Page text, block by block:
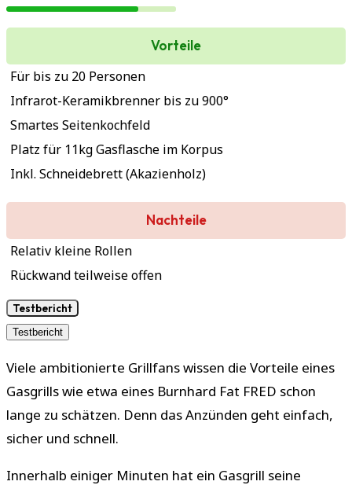
Vorteile
Für bis zu 20 Personen
Infrarot-Keramikbrenner bis zu 900°
Smartes Seitenkochfeld
Platz für 11kg Gasflasche im Korpus
Inkl. Schneidebrett (Akazienholz)
Nachteile
Relativ kleine Rollen
Rückwand teilweise offen
Testbericht
Testbericht
Viele ambitionierte Grillfans wissen die Vorteile eines
Gasgrills wie etwa eines Burnhard Fat FRED schon
lange zu schätzen. Denn das Anzünden geht einfach,
sicher und schnell.
Innerhalb einiger Minuten hat ein Gasgrill seine